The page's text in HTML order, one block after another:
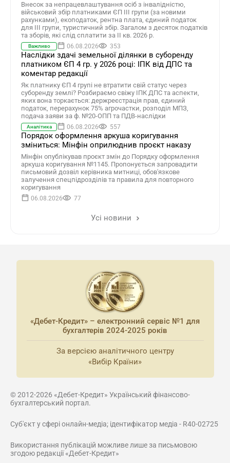
Внесок за непрацевлаштування осіб з інвалідністю,
військовий збір платниками ЄП ІІІ групи (за новими
рахунками), екоподаток, рентна плата, єдиний податок
для III групи, туристичний збір. Загалом з десяток податків
та зборів, які слід сплатити за ІI кв. 2026 р.
Важливо 06.08.2026 353
Наслідки здачі земельної ділянки в суборенду
платником ЄП 4 гр. у 2026 році: ІПК від ДПС та
коментар редакції
Як платнику ЄП 4 групі не втратити свій статус через
суборенду землі? Розбираємо свіжу ІПК ДПС та аспекти,
яких вона торкається: держреєстрація прав, єдиний
податок, перерахунок 75% агрочастки, розподіл МПЗ,
подача заяви за ф. №20-ОПП та ПДВ-наслідки
Аналітика 06.08.2026 557
Порядок оформлення аркуша коригування
зміниться: Мінфін оприлюднив проєкт наказу
Мінфін опублікував проєкт змін до Порядку оформлення
аркуша коригування №1145. Пропонується запровадити
письмовий дозвіл керівника митниці, обов'язкове
залучення спецпідрозділів та правила для повторного
коригування
06.08.2026 77
Усі новини
«Дебет-Кредит» – електронний сервіс №1 для
бухгалтерів 2024-2025 років
За версією аналітичного центру
«Вибір Країни»
© 2012-2026 «Дебет-Кредит» Український фінансово-
бухгалтерський портал.
Суб'єкт у сфері онлайн-медіа; ідентифікатор медіа - R40-02725
Використання публікацій можливе лише за письмовою
згодою редакції «Дебет-Кредит»